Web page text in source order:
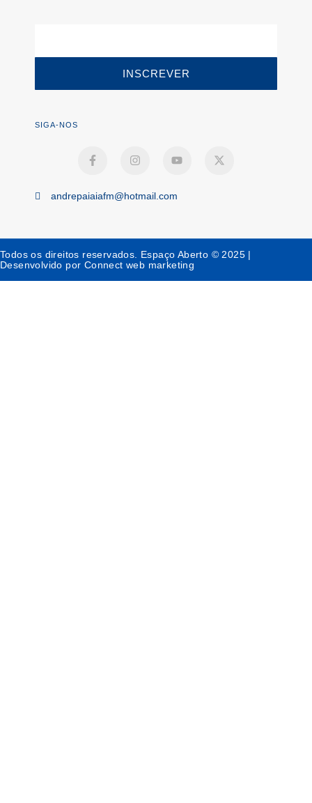
INSCREVER
SIGA-NOS
andrepaiaiafm@hotmail.com
Todos os direitos reservados. Espaço Aberto © 2025 |
Desenvolvido por Connect web marketing